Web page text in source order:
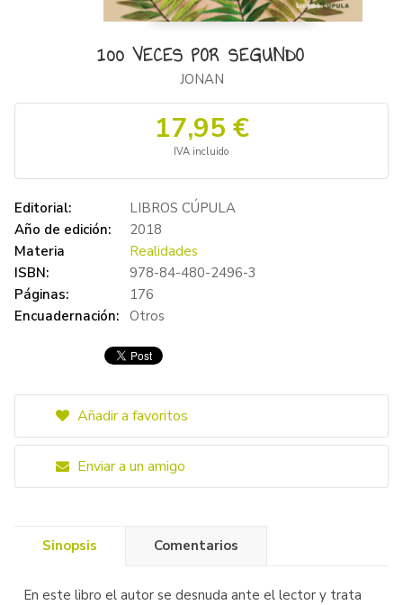
100 VECES POR SEGUNDO
JONAN
17,95 €
IVA incluido
Editorial:
LIBROS CÚPULA
Año de edición:
2018
Materia
Realidades
ISBN:
978-84-480-2496-3
Páginas:
176
Encuadernación: Otros
Añadir a favoritos
Enviar a un amigo
Sinopsis Comentarios
En este libro el autor se desnuda ante el lector y trata